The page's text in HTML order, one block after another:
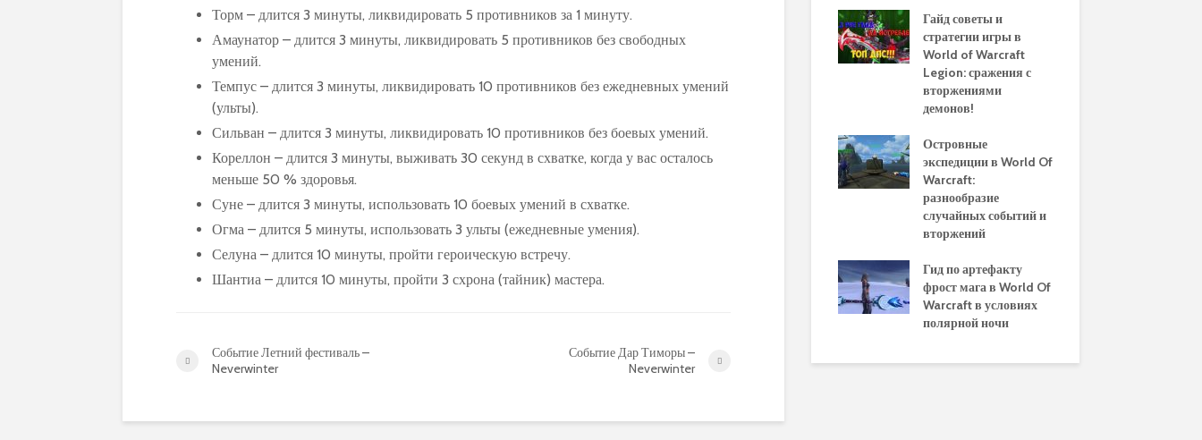
Торм – длится 3 минуты, ликвидировать 5 противников за 1 минуту.
Амаунатор – длится 3 минуты, ликвидировать 5 противников без свободных
умений.
Темпус – длится 3 минуты, ликвидировать 10 противников без ежедневных умений
(ульты).
Сильван – длится 3 минуты, ликвидировать 10 противников без боевых умений.
Кореллон – длится 3 минуты, выживать 30 секунд в схватке, когда у вас осталось
меньше 50 % здоровья.
Суне – длится 3 минуты, использовать 10 боевых умений в схватке.
Огма – длится 5 минуты, использовать 3 ульты (ежедневные умения).
Селуна – длится 10 минуты, пройти героическую встречу.
Шантиа – длится 10 минуты, пройти 3 схрона (тайник) мастера.
Событие Летний фестиваль –
Neverwinter
Событие Дар Тиморы –
Neverwinter
PvP гайд по ММ ханту
в World of Warcraft:
Обновленное
использованию
макросов для воина в
World of Warcraft:
для максимальной
эффективности
Путеводитель по
Азероту: как
уровне в World Of
Гайд советы и
стратегии игры в
World of Warcraft
Legion: сражения с
вторжениями
демонов!
Островные
экспедиции в World Of
Warcraft:
разнообразие
случайных событий и
вторжений
Гид по артефакту
фрост мага в World Of
Warcraft в условиях
полярной ночи